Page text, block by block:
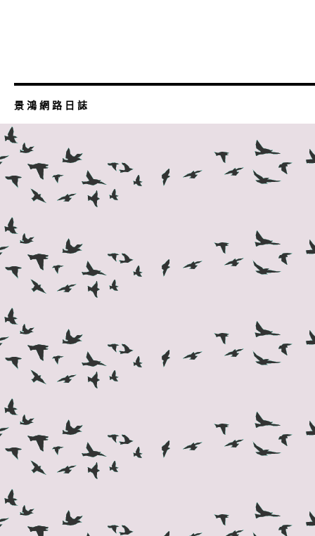
景 鴻 網 路 日 誌